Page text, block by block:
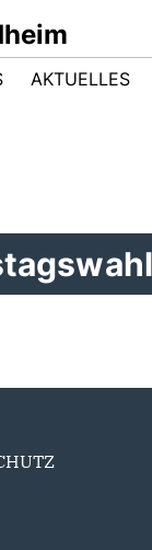
AKTUELLES